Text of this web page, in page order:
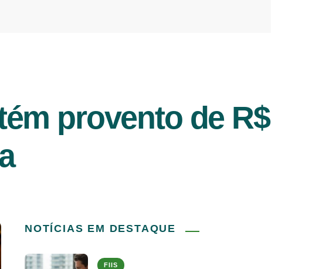
provento de R$
NOTÍCIAS EM DESTAQUE
FIIS